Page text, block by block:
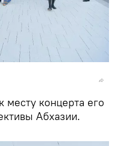
концерта его
Абхазии.